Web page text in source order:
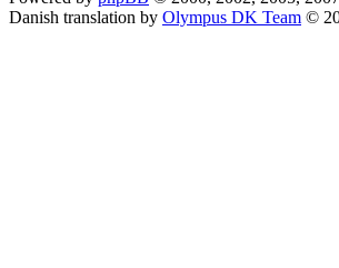
Danish translation by Olympus DK Team ©